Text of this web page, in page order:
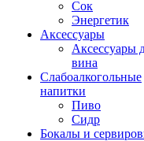
Сок
Энергетик
Аксессуары
Аксессуары
вина
Слабоалкогольные
напитки
Пиво
Сидр
Бокалы и